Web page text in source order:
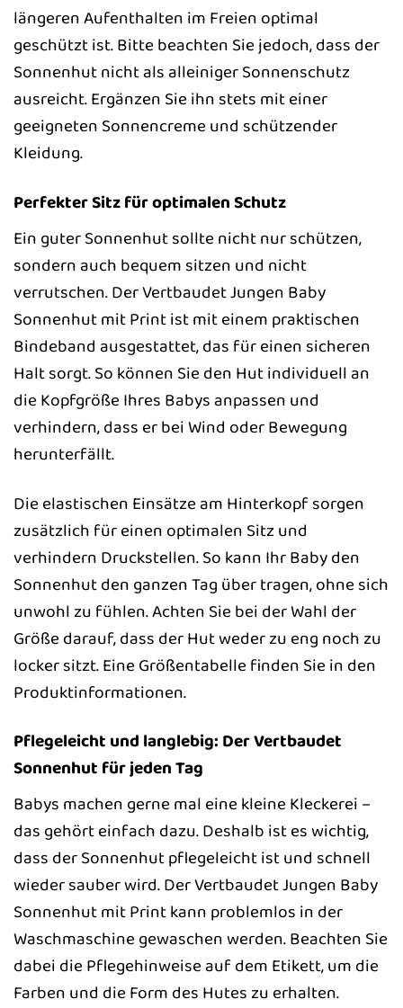
längeren Aufenthalten im Freien optimal
geschützt ist. Bitte beachten Sie jedoch, dass der
Sonnenhut nicht als alleiniger Sonnenschutz
ausreicht. Ergänzen Sie ihn stets mit einer
geeigneten Sonnencreme und schützender
Kleidung.
Perfekter Sitz für optimalen Schutz
Ein guter Sonnenhut sollte nicht nur schützen,
sondern auch bequem sitzen und nicht
verrutschen. Der Vertbaudet Jungen Baby
Sonnenhut mit Print ist mit einem praktischen
Bindeband ausgestattet, das für einen sicheren
Halt sorgt. So können Sie den Hut individuell an
die Kopfgröße Ihres Babys anpassen und
verhindern, dass er bei Wind oder Bewegung
herunterfällt.
Die elastischen Einsätze am Hinterkopf sorgen
zusätzlich für einen optimalen Sitz und
verhindern Druckstellen. So kann Ihr Baby den
Sonnenhut den ganzen Tag über tragen, ohne sich
unwohl zu fühlen. Achten Sie bei der Wahl der
Größe darauf, dass der Hut weder zu eng noch zu
locker sitzt. Eine Größentabelle finden Sie in den
Produktinformationen.
Pflegeleicht und langlebig: Der Vertbaudet
Sonnenhut für jeden Tag
Babys machen gerne mal eine kleine Kleckerei –
das gehört einfach dazu. Deshalb ist es wichtig,
dass der Sonnenhut pflegeleicht ist und schnell
wieder sauber wird. Der Vertbaudet Jungen Baby
Sonnenhut mit Print kann problemlos in der
Waschmaschine gewaschen werden. Beachten Sie
dabei die Pflegehinweise auf dem Etikett, um die
Farben und die Form des Hutes zu erhalten.